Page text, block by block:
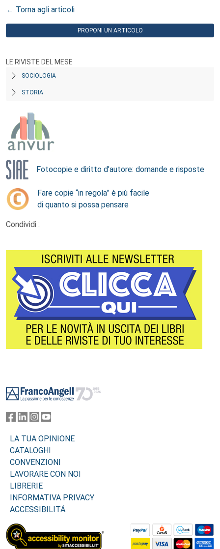
← Torna agli articoli
PROPONI UN ARTICOLO
LE RIVISTE DEL MESE
SOCIOLOGIA
STORIA
Fotocopie e diritto d’autore: domande e risposte
Fare copie “in regola” è più facile
di quanto si possa pensare
Condividi :
LA TUA OPINIONE
CATALOGHI
CONVENZIONI
LAVORARE CON NOI
LIBRERIE
INFORMATIVA PRIVACY
ACCESSIBILITÁ